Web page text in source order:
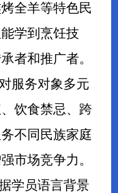
全羊等特色民
学到烹饪技
者和推广者。
服务对象多元
饮食禁忌、跨
不同民族家庭
市场竞争力。
学员语言背景